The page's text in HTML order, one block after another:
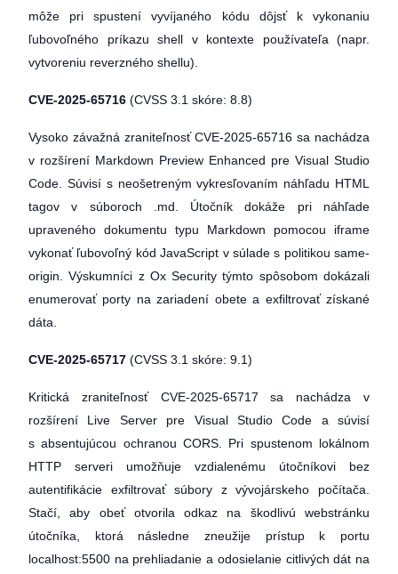
môže pri spustení vyvíjaného kódu dôjsť k vykonaniu
ľubovoľného príkazu shell v kontexte používateľa (napr.
vytvoreniu reverzného shellu).
CVE-2025-65716 (CVSS 3.1 skóre: 8.8)
Vysoko závažná zraniteľnosť CVE-2025-65716 sa nachádza
v rozšírení Markdown Preview Enhanced pre Visual Studio
Code. Súvisí s neošetreným vykresľovaním náhľadu HTML
tagov v súboroch .md. Útočník dokáže pri náhľade
upraveného dokumentu typu Markdown pomocou iframe
vykonať ľubovoľný kód JavaScript v súlade s politikou same-
origin. Výskumníci z Ox Security týmto spôsobom dokázali
enumerovať porty na zariadení obete a exfiltrovať získané
dáta.
CVE-2025-65717 (CVSS 3.1 skóre: 9.1)
Kritická zraniteľnosť CVE-2025-65717 sa nachádza v
rozšírení Live Server pre Visual Studio Code a súvisí
s absentujúcou ochranou CORS. Pri spustenom lokálnom
HTTP serveri umožňuje vzdialenému útočníkovi bez
autentifikácie exfiltrovať súbory z vývojárskeho počítača.
Stačí, aby obeť otvorila odkaz na škodlivú webstránku
útočníka, ktorá následne zneužije prístup k portu
localhost:5500 na prehliadanie a odosielanie citlivých dát na